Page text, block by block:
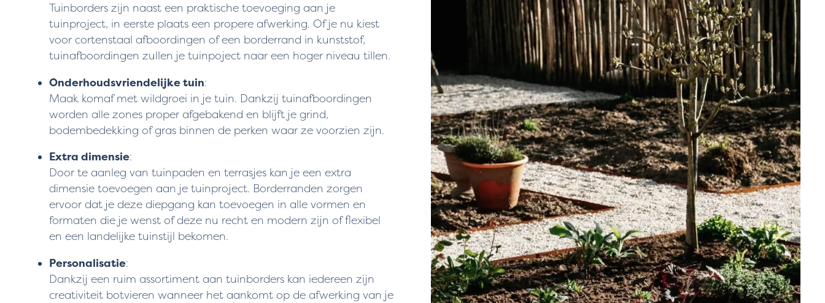
Tuinborders zijn naast een praktische toevoeging aan je
tuinproject, in eerste plaats een propere afwerking. Of je nu kiest
voor cortenstaal afboordingen of een borderrand in kunststof,
tuinafboordingen zullen je tuinpoject naar een hoger niveau tillen.
Onderhoudsvriendelijke tuin:
Maak komaf met wildgroei in je tuin. Dankzij tuinafboordingen
worden alle zones proper afgebakend en blijft je grind,
bodembedekking of gras binnen de perken waar ze voorzien zijn.
Extra dimensie:
Door te aanleg van tuinpaden en terrasjes kan je een extra
dimensie toevoegen aan je tuinproject. Borderranden zorgen
ervoor dat je deze diepgang kan toevoegen in alle vormen en
formaten die je wenst of deze nu recht en modern zijn of flexibel
en een landelijke tuinstijl bekomen.
Personalisatie:
Dankzij een ruim assortiment aan tuinborders kan iedereen zijn
creativiteit botvieren wanneer het aankomt op de afwerking van je